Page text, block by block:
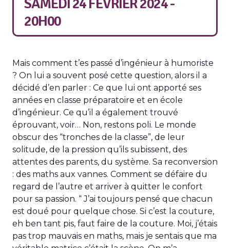
SAMEDI 24 FÉVRIER 2024 -
20H00
Mais comment t’es passé d’ingénieur à humoriste
? On lui a souvent posé cette question, alors il a
décidé d’en parler : Ce que lui ont apporté ses
années en classe préparatoire et en école
d’ingénieur. Ce qu’il a également trouvé
éprouvant, voir… Non, restons poli. Le monde
obscur des “tronches de la classe”, de leur
solitude, de la pression qu’ils subissent, des
attentes des parents, du système. Sa reconversion
: des maths aux vannes. Comment se défaire du
regard de l’autre et arriver à quitter le confort
pour sa passion. “ J’ai toujours pensé que chacun
est doué pour quelque chose. Si c’est la couture,
eh ben tant pis, faut faire de la couture. Moi, j’étais
pas trop mauvais en maths, mais je sentais que ma